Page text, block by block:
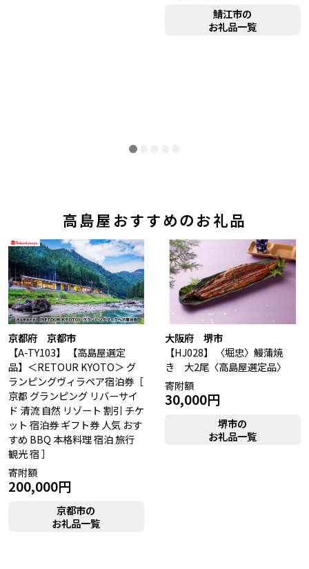
堺市（大阪府）
中国エリア
米子市（鳥取県）倉吉市（鳥取県）
境港市（鳥取県）琴浦町（鳥取県）
日吉津村（鳥取県）大山町（鳥取県）
南部町（鳥取県）伯耆町（鳥取県）
日南町（鳥取県）日野町（鳥取県）
江府町（鳥取県）松江市（島根県）
大田市（島根県）
安来市（島根県）
岡山市（岡山県）
倉敷市（岡山県）
高梁市（岡山県） 瀬戸内市（岡山県）
四国エリア
小豆島町（香川県）松山市（愛媛県）
東温市（愛媛県）砥部町（愛媛県）
壱岐市（長崎県）
宇城市（熊本県）
鯖江市の
お礼品一覧
高島屋おすすめのお礼品
京都府 京都市
【A-TY103】
【高島屋選定
品】＜RETOUR KYOTO＞ グ
ランピングヴィラペア宿泊券［
京都 グランピング リバーサイ
ド 清流 自然 リゾート 割引 チケ
ット 宿泊券 ギフト券 人気 おす
すめ BBQ 本格料理 宿泊 旅行
観光 宿 ］
寄附額
200,000円
京都市の
お礼品一覧
大阪府 堺市
【HJ028】
〈堀忠〉鰻蒲焼
き 大2尾〈高島屋選定品〉
寄附額
30,000円
堺市の
お礼品一覧